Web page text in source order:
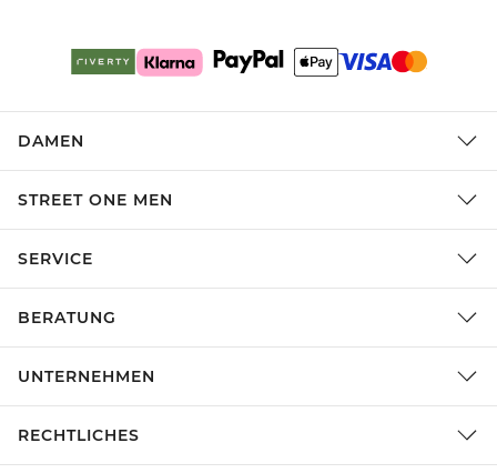
DAMEN
STREET ONE MEN
SERVICE
BERATUNG
UNTERNEHMEN
RECHTLICHES